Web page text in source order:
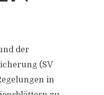
der
(SV
in